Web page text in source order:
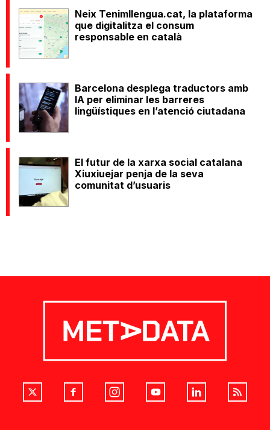
Neix Tenimllengua.cat, la plataforma
que digitalitza el consum
responsable en català
Barcelona desplega traductors amb
IA per eliminar les barreres
lingüístiques en l’atenció ciutadana
El futur de la xarxa social catalana
Xiuxiuejar penja de la seva
comunitat d’usuaris